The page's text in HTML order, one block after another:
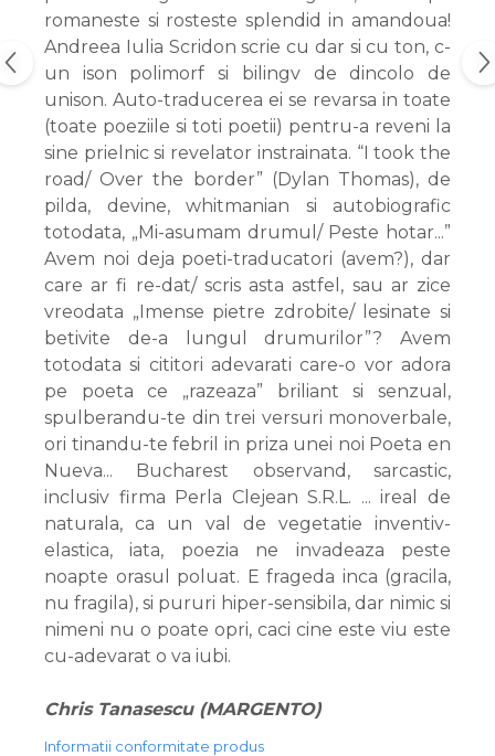
romaneste si rosteste splendid in amandoua!
Andreea Iulia Scridon scrie cu dar si cu ton, c-
un ison polimorf si bilingv de dincolo de
unison. Auto-traducerea ei se revarsa in toate
(toate poeziile si toti poetii) pentru-a reveni la
sine prielnic si revelator instrainata. “I took the
road/ Over the border” (Dylan Thomas), de
pilda, devine, whitmanian si autobiografic
totodata, „Mi-asumam drumul/ Peste hotar...”
Avem noi deja poeti-traducatori (avem?), dar
care ar fi re-dat/ scris asta astfel, sau ar zice
vreodata „Imense pietre zdrobite/ lesinate si
betivite de-a lungul drumurilor”? Avem
totodata si cititori adevarati care-o vor adora
pe poeta ce „razeaza” briliant si senzual,
spulberandu-te din trei versuri monoverbale,
ori tinandu-te febril in priza unei noi Poeta en
Nueva... Bucharest observand, sarcastic,
inclusiv firma Perla Clejean S.R.L. ... ireal de
naturala, ca un val de vegetatie inventiv-
elastica, iata, poezia ne invadeaza peste
noapte orasul poluat. E frageda inca (gracila,
nu fragila), si pururi hiper-sensibila, dar nimic si
nimeni nu o poate opri, caci cine este viu este
cu-adevarat o va iubi.
Chris Tanasescu (MARGENTO)
Informatii conformitate produs